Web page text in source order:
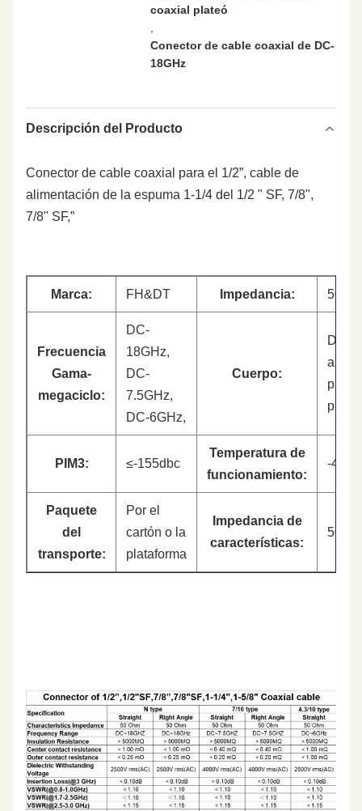
coaxial plateó
Conector de cable coaxial de DC-
18GHz
Descripción del Producto
Conector de cable coaxial para el 1/2”, cable de
alimentación de la espuma 1-1/4 del 1/2 " SF, 7/8",
7/8" SF,”
Marca: FH&DT Impedancia:
Frecuencia
Gama-
megaciclo:
DC-
18GHz,
DC-
7.5GHz,
DC-6GHz,
Cuerpo:
De
plata
PIM3: ≤-155dbc
Temperatura de
funcionamiento:
-
Paquete
del
transporte:
Por el
cartón o la
plataforma
Impedancia de
características:
50